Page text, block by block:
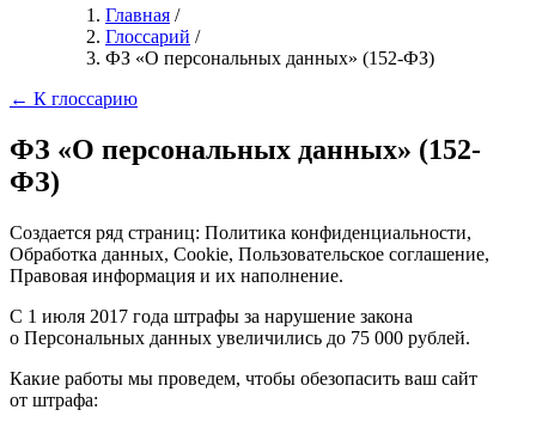
Главная /
Глоссарий /
ФЗ «О персональных данных» (152-ФЗ)
← К глоссарию
ФЗ «О персональных данных» (152-
ФЗ)
Создается ряд страниц: Политика конфиденциальности,
Обработка данных, Cookie, Пользовательское соглашение,
Правовая информация и их наполнение.
С 1 июля 2017 года штрафы за нарушение закона
о Персональных данных увеличились до 75 000 рублей.
Какие работы мы проведем, чтобы обезопасить ваш сайт
от штрафа: